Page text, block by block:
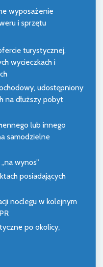
wyposażenie
i sprzętu
turystycznej,
wycieczkach i
udostępniony
na dłuższy pobyt
lub innego
samodzielne
wynos”
posiadających
noclegu w kolejnym
po okolicy,